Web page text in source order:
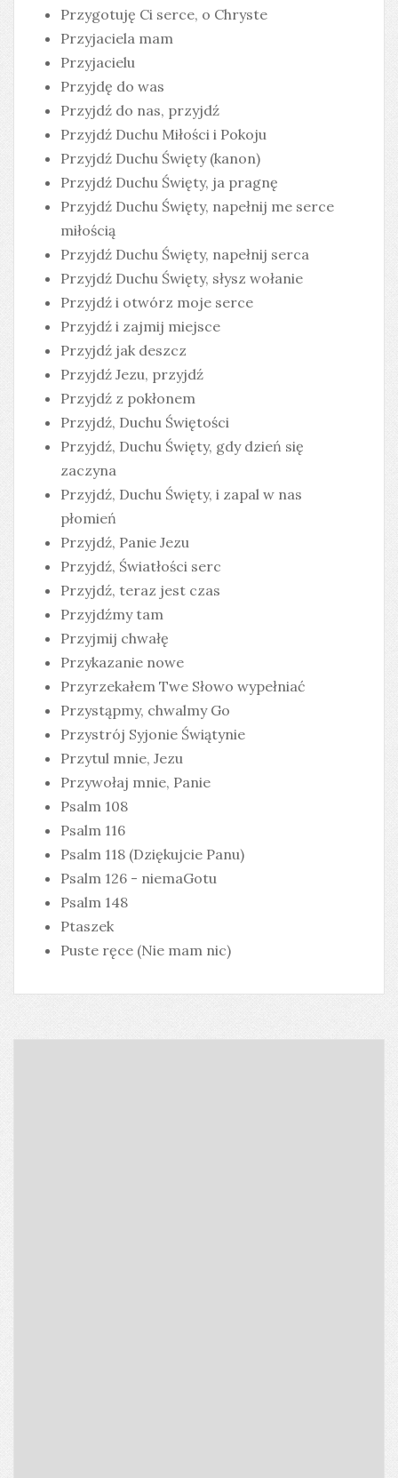
Przygotuję Ci serce, o Chryste
Przyjaciela mam
Przyjacielu
Przyjdę do was
Przyjdź do nas, przyjdź
Przyjdź Duchu Miłości i Pokoju
Przyjdź Duchu Święty (kanon)
Przyjdź Duchu Święty, ja pragnę
Przyjdź Duchu Święty, napełnij me serce
miłością
Przyjdź Duchu Święty, napełnij serca
Przyjdź Duchu Święty, słysz wołanie
Przyjdź i otwórz moje serce
Przyjdź i zajmij miejsce
Przyjdź jak deszcz
Przyjdź Jezu, przyjdź
Przyjdź z pokłonem
Przyjdź, Duchu Świętości
Przyjdź, Duchu Święty, gdy dzień się
zaczyna
Przyjdź, Duchu Święty, i zapal w nas
płomień
Przyjdź, Panie Jezu
Przyjdź, Światłości serc
Przyjdź, teraz jest czas
Przyjdźmy tam
Przyjmij chwałę
Przykazanie nowe
Przyrzekałem Twe Słowo wypełniać
Przystąpmy, chwalmy Go
Przystrój Syjonie Świątynie
Przytul mnie, Jezu
Przywołaj mnie, Panie
Psalm 108
Psalm 116
Psalm 118 (Dziękujcie Panu)
Psalm 126 - niemaGotu
Psalm 148
Ptaszek
Puste ręce (Nie mam nic)